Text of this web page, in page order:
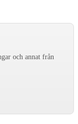
och annat från